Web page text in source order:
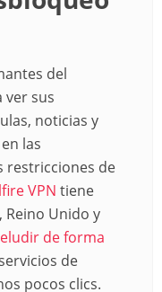
del
ver sus
noticias y
las
restricciones de
VPN tiene
Reino Unido y
eludir de forma
de
pocos clics.